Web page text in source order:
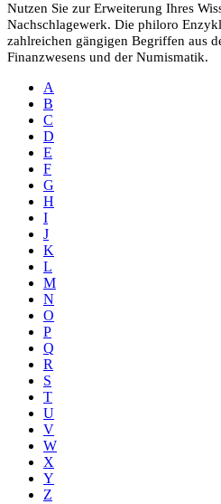
Nutzen Sie zur Erweiterung Ihres
Nachschlagewerk. Die philoro
zahlreichen gängigen Begriffen aus
Finanzwesens und der Numismatik.
A
B
C
D
E
F
G
H
I
J
K
L
M
N
O
P
Q
R
S
T
U
V
W
X
Y
Z